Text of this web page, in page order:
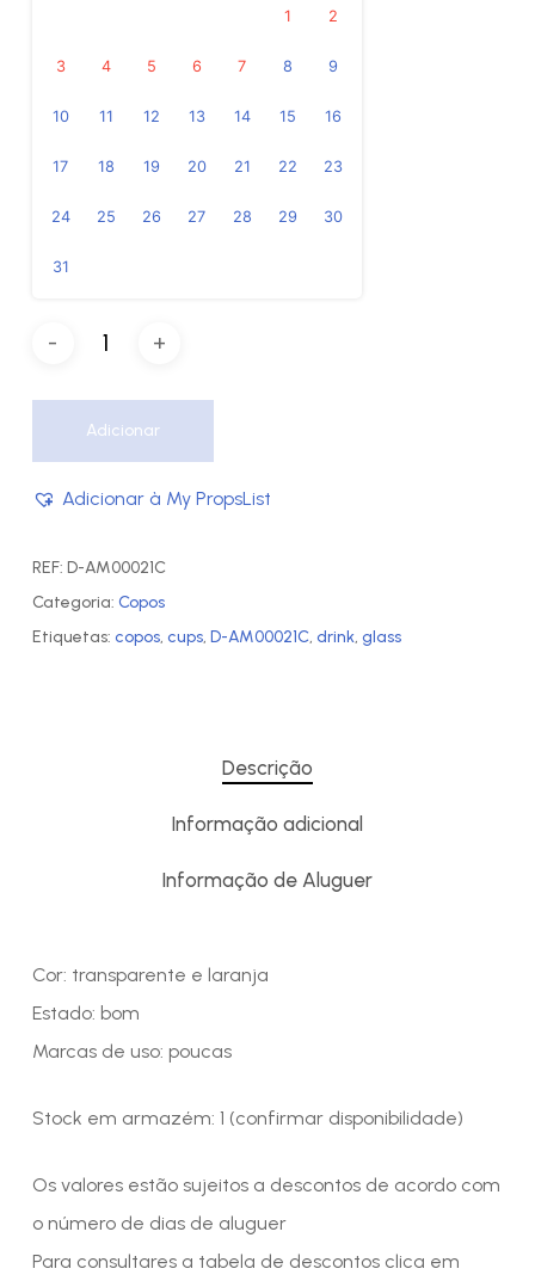
1 2
3 4 5 6 7 8 9
10 11 12 13 14 15 16
17 18 19 20 21 22 23
24 25 26 27 28 29 30
31
Adicionar
Adicionar à My PropsList
REF: D-AM00021C
Categoria: Copos
Etiquetas: copos, cups, D-AM00021C, drink, glass
Descrição
Informação adicional
Informação de Aluguer
Cor: transparente e laranja
Estado: bom
Marcas de uso: poucas
Stock em armazém: 1 (confirmar disponibilidade)
Os valores estão sujeitos a descontos de acordo com
o número de dias de aluguer
Para consultares a tabela de descontos clica em